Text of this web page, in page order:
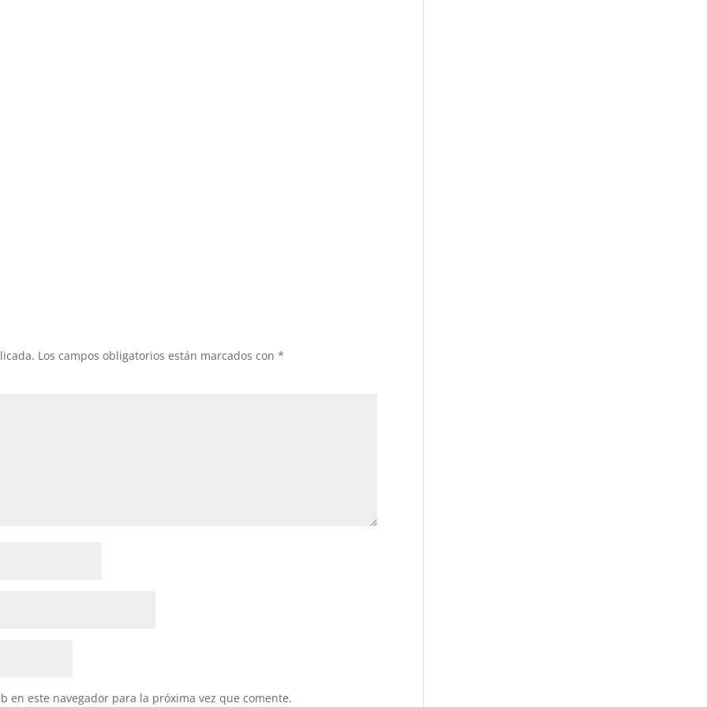
Los campos obligatorios están marcados con*
en este navegador para la próxima vez que comente.